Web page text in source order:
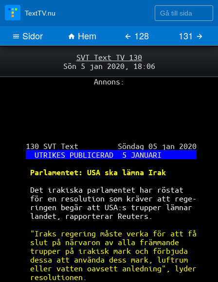
SVT Text TV 130
Sön 5 jan 2020, 18:06
Annons:
130 SVT Text         Söndag 05 jan 2020
UTRIKES PUBLICERAD  5 JANUARI
Parlamentet: USA ska lämna Irak
Det irakiska parlamentet har röstat
för en resolution som kräver att rege-
ringen begär att USA:s trupper lämnar
landet, rapporterar Reuters.
"Iraks regering måste verka för att få
slut på närvaron av alla främmande
trupper på irakisk mark och förbjuda
dessa att använda dess mark, luftrum
eller vatten oavsett anledning", lyder
resolutionen.
TextTV.nu Gå till sida
Sidor Hem 128 131